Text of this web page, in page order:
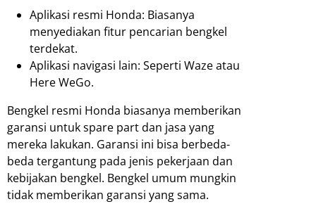
Aplikasi resmi Honda: Biasanya
menyediakan fitur pencarian bengkel
terdekat.
Aplikasi navigasi lain: Seperti Waze atau
Here WeGo.
Bengkel resmi Honda biasanya memberikan
garansi untuk spare part dan jasa yang
mereka lakukan. Garansi ini bisa berbeda-
beda tergantung pada jenis pekerjaan dan
kebijakan bengkel. Bengkel umum mungkin
tidak memberikan garansi yang sama.